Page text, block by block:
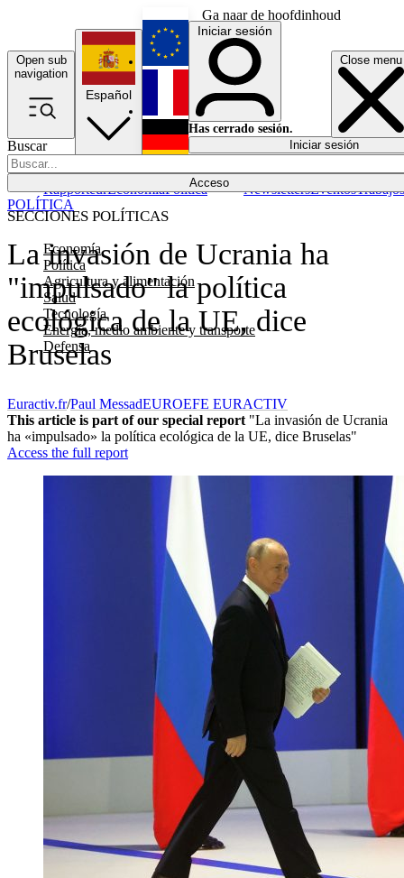
Ga naar de hoofdinhoud
Open sub
navigation
Close menu
Buscar
Acceso
SECCIONES POLÍTICAS
Economía
Política
Agricultura y alimentación
Salud
Tecnología
Energía, medio ambiente y transporte
Defensa
RapporteurEconomíaPolítica NewslettersEventosTrabajos
Español
English
Français
Iniciar sesión
Has cerrado sesión.
Iniciar sesión
La invasión de Ucrania ha
"impulsado" la política
ecológica de la UE, dice
Bruselas
POLÍTICA
Euractiv.fr/Paul MessadEUROEFE EURACTIV
This article is part of our special report "La invasión de Ucrania
ha «impulsado» la política ecológica de la UE, dice Bruselas"
Access the full report